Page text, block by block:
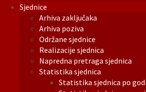
Sjednice
Arhiva zaključaka
Arhiva poziva
Održane sjednice
Realizacije sjednica
Napredna pretraga sjednica
Statistika sjednica
Statistika sjednica po